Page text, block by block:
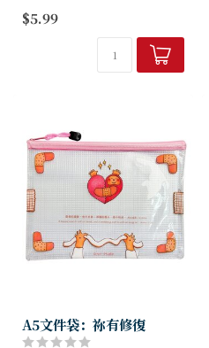
3cm，專為基督徒設計的趣
可作為桌面擺件，也能夾資
料、夾便簽、夾零食。
$5.99
A5文件袋：祢有修復